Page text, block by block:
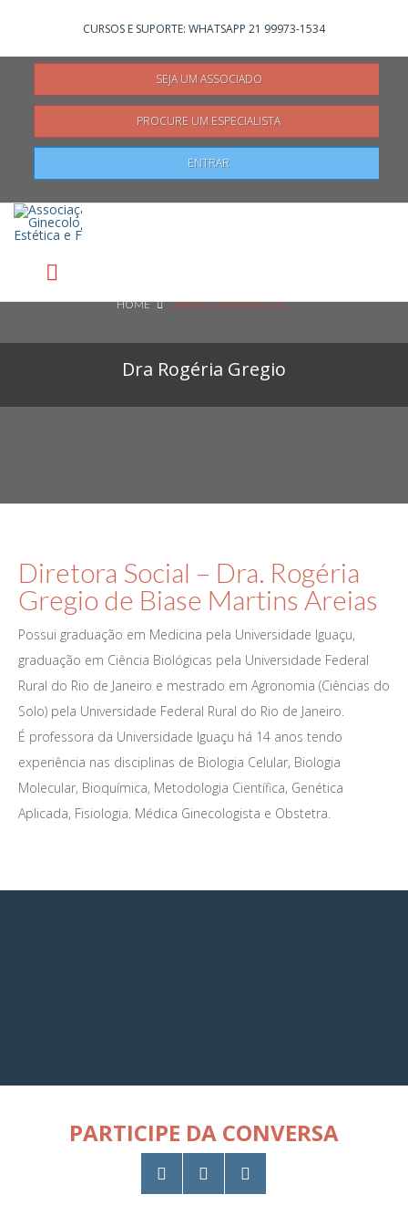
Pesquisar
CURSOS E SUPORTE: WHATSAPP 21 99973-1534
SEJA UM ASSOCIADO
PROCURE UM ESPECIALISTA
ENTRAR
HOME DRA ROGÉRIA GREGIO
Dra Rogéria Gregio
Diretora Social – Dra. Rogéria
Gregio de Biase Martins Areias
Possui graduação em Medicina pela Universidade Iguaçu,
graduação em Ciência Biológicas pela Universidade Federal
Rural do Rio de Janeiro e mestrado em Agronomia (Ciências do
Solo) pela Universidade Federal Rural do Rio de Janeiro.
É professora da Universidade Iguaçu há 14 anos tendo
experiência nas disciplinas de Biologia Celular, Biologia
Molecular, Bioquímica, Metodologia Científica, Genética
Aplicada, Fisiologia. Médica Ginecologista e Obstetra.
PARTICIPE DA CONVERSA